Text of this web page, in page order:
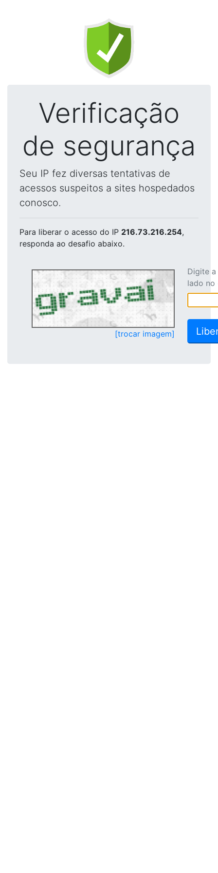
Verificação
de segurança
Seu IP fez diversas tentativas de
acessos suspeitos a sites hospedados
conosco.
Para liberar o acesso do IP 216.73.216.254,
responda ao desafio abaixo.
[trocar imagem]
Digite
lado no